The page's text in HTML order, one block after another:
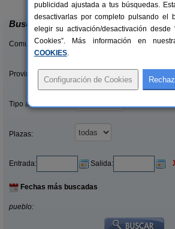
Buscar
Comunidades:
Provincias/Islas:
Tipo alquiler:
Plazas:
Entrada: Salida:
Fechas más buscadas
pueblo:
publicidad ajustada a tus búsquedas.
desactivarlas por completo pulsando el
elegir su activación/desactivación desde
Cookies”. Más información en
COOKIES.